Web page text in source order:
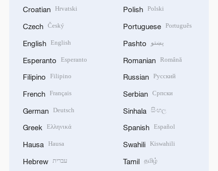
Croatian Hrvatski
Czech Český
English English
Esperanto Esperanto
Filipino Filipino
French Français
German Deutsch
Greek Ελληνικά
Hausa Hausa
Hebrew עברית
Polish Polski
Portuguese Português
Pashto پښتو
Romanian Română
Russian Русский
Serbian Српски
Sinhala සිංහල
Spanish Español
Swahili Kiswahili
Tamil தமிழ்